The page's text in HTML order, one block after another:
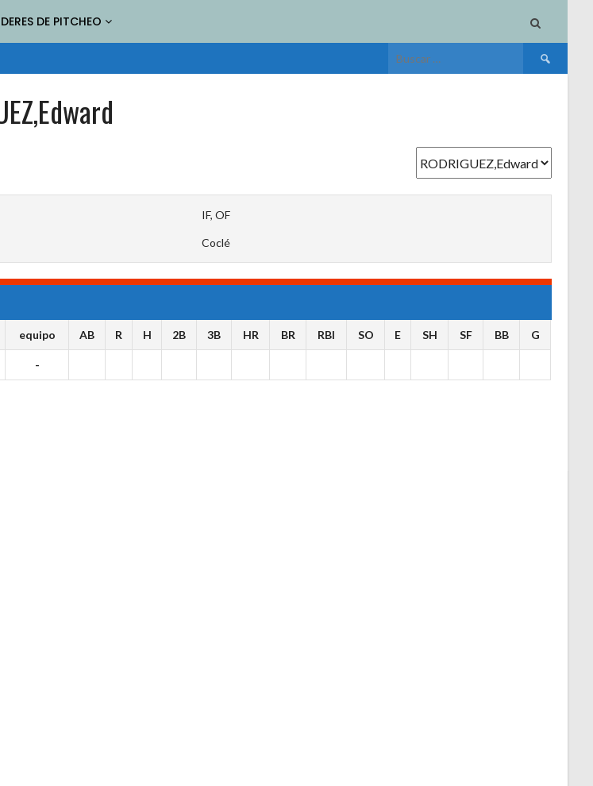
DE PITCHEO
Buscar:
IF, OF
Coclé
equipo AB R H 2B 3B HR BR RBI SO E SH SF BB G
-